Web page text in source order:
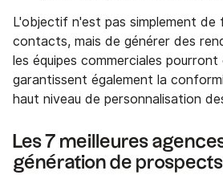
L'objectif n'est pas simplement de
contacts, mais de générer des
les équipes commerciales pourront
garantissent également la
haut niveau de personnalisation
Les 7 meilleures
génération de prospects